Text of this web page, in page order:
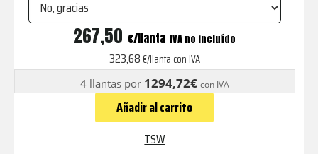
BLACK
cantidad
267,50 € IVA no incluído
323,68€/llanta con IVA
4 llantas por 1294,72€ con IVA
Añadir al carrito
TSW